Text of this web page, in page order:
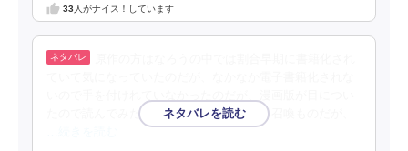
33人がナイス！しています
たので読んでみた。ハードモードの異世界召喚ものだが、